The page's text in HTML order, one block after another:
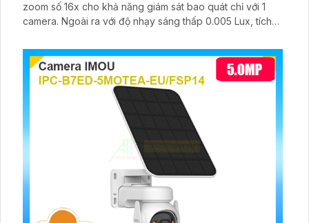
zoom số 16x cho khả năng giám sát bao quát chỉ với 1
camera. Ngoài ra với độ nhạy sáng thấp 0.005 Lux, tích
giúp ổn định hình ảnh trong điều kiện ánh sáng yếu